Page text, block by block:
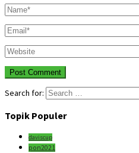
Search for:
Topik Populer
daviscup
pon2021